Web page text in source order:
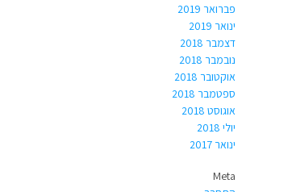
פברואר 2019
ינואר 2019
דצמבר 2018
נובמבר 2018
אוקטובר 2018
ספטמבר 2018
אוגוסט 2018
יולי 2018
ינואר 2017
Meta